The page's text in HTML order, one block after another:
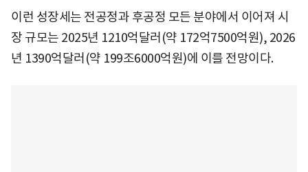
이런 성장세는 전공정과 후공정 모든 분야에서 이어져 시
장 규모는 2025년 1210억달러(약 172억7500억원), 2026
년 1390억달러(약 199조6000억원)에 이를 전망이다.